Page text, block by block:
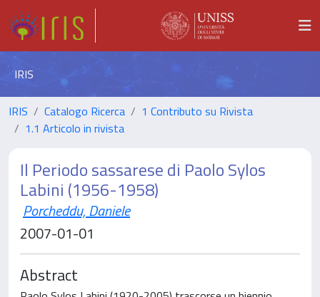
IRIS
IRIS Catalogo Ricerca
1 Contributo su Rivista
1.1 Articolo in rivista
Il Periodo sassarese di Paolo Sylos
Labini (1956-1958)
Porcheddu, Daniele
2007-01-01
Abstract